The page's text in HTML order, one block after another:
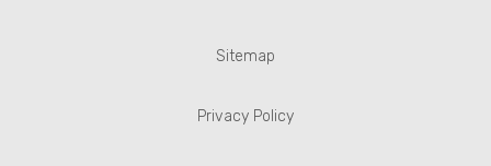
Sitemap
Privacy Policy